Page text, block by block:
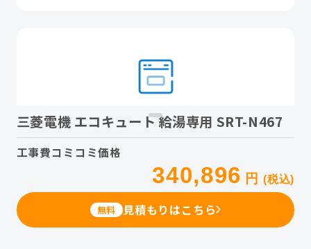
三菱電機 エコキュート 給湯専用 SRT-N467
工事費コミコミ価格
340,896 円 (税込)
無料 見積もりはこちら
ビルトイン食洗機
面倒な食器洗いを時短＆節水。
交換はもちろん、新規の後付け工事も承りま
す。